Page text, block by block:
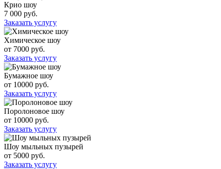
Крио шоу
7 000 руб.
Заказать услугу
Химическое шоу
от 7000 руб.
Заказать услугу
Бумажное шоу
от 10000 руб.
Заказать услугу
Поролоновое шоу
от 10000 руб.
Заказать услугу
Шоу мыльных пузырей
от 5000 руб.
Заказать услугу